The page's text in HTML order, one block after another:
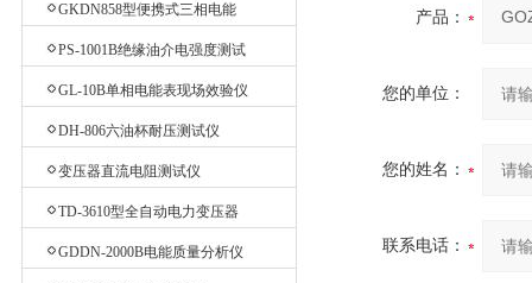
GKDN858型便携式三相电能
质量分析仪
PS-1001B绝缘油介电强度测试
GL-10B单相电能表现场效验仪
DH-806六油杯耐压测试仪
变压器直流电阻测试仪
TD-3610型全自动电力变压器
GDDN-2000B电能质量分析仪
产品：
您的单位：
您的姓名：
联系电话：